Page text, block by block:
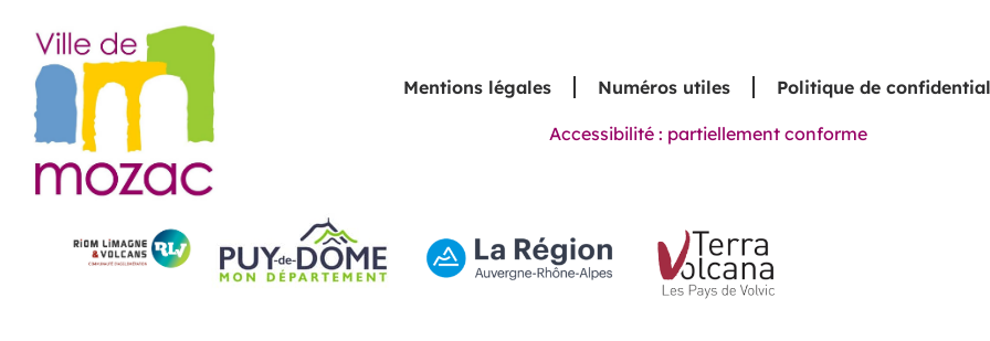
Mentions légales Numéros utiles Politique de
Accessibilité : partiellement conforme